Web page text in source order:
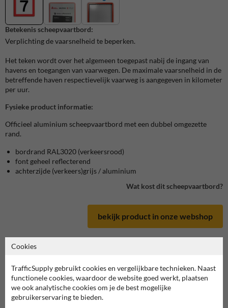
Scheepvaartbord in serie B
deze informatie printen
Betekenis scheepvaartbord:
Verplichting de vaarsnelheid te beperken.
Het teken wordt over het algemeen toegepast nabij de ingang van
havens en toegangen van vaarwegen. De maximale vaarsnelheid in de
betreffende haven respectievelijk vaarweg is aangegeven in kilometer
per uur.
Fysieke product informatie:
Officieel aluminium scheepvaartbord met een dubbel omgezette
rand.
bordrand RAL3020 (verkeersrood)
font geheel reflecterend
achterzijde (verkeers)grijs / aluminium
Wat kost dit scheepvaartbord?
bekijk product in onze webshop
Cookies
TrafficSupply gebruikt cookies en vergelijkbare technieken. Naast
functionele cookies, waardoor de website goed werkt, plaatsen
we ook analytische cookies om je de best mogelijke
gebruikerservaring te bieden.